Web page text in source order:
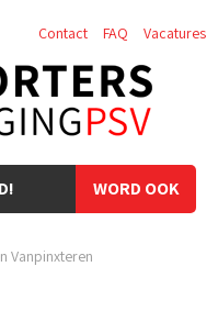
WORD OOK
Contact FAQ Vacatures
Vanpinxteren